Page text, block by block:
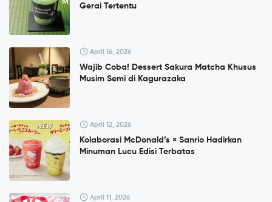
Gerai Tertentu
April 16, 2026
Wajib Coba! Dessert Sakura Matcha Khusus
Musim Semi di Kagurazaka
April 12, 2026
Kolaborasi McDonald’s × Sanrio Hadirkan
Minuman Lucu Edisi Terbatas
April 11, 2026